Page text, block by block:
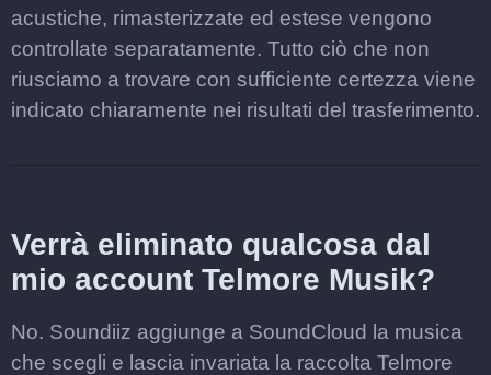
acustiche, rimasterizzate ed estese vengono
controllate separatamente. Tutto ciò che non
riusciamo a trovare con sufficiente certezza viene
indicato chiaramente nei risultati del trasferimento.
Verrà eliminato qualcosa dal
mio account Telmore Musik?
No. Soundiiz aggiunge a SoundCloud la musica
che scegli e lascia invariata la raccolta Telmore